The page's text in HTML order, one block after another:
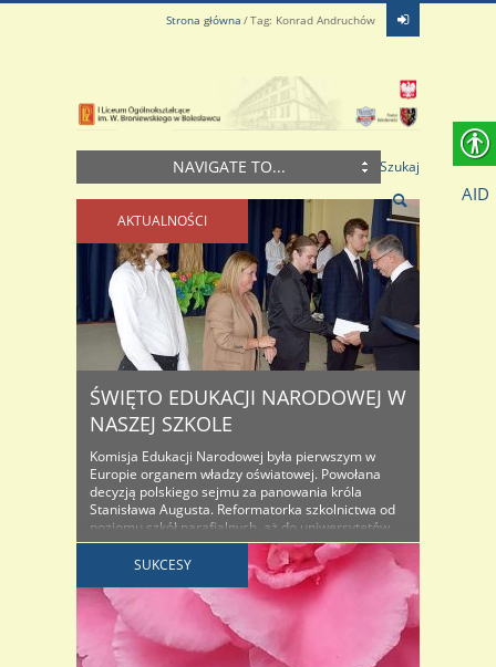
Strona główna Tag: Konrad Andruchów
NAVIGATE TO... Szukaj
AKTUALNOŚCI
ŚWIĘTO EDUKACJI NARODOWEJ W
NASZEJ SZKOLE
Komisja Edukacji Narodowej była pierwszym w
Europie organem władzy oświatowej. Powołana
decyzją polskiego sejmu za panowania króla
Stanisława Augusta. Reformatorka szkolnictwa od
poziomu szkół parafialnych, aż do uniwersytetów.
Prababka współczesnego ministerstwa oświaty i
symbol zmian w edukacji, służących prawdziwemu
rozwojowi młodzieży. Dzień Edukacji Narodowej
obchodzimy od 1982 roku. Jest to święto wszystkich
pracowników oświaty. Jednak dla ..
SUKCESY
AID